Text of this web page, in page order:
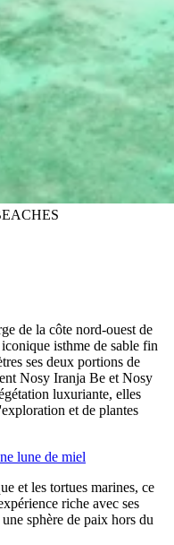
de la côte nord-ouest de
isthme de sable fin
ses deux portions de
Nosy Iranja Be et Nosy
luxuriante, elles
et de plantes
lune de miel
et les tortues marines, ce
riche avec ses
sphère de paix hors du